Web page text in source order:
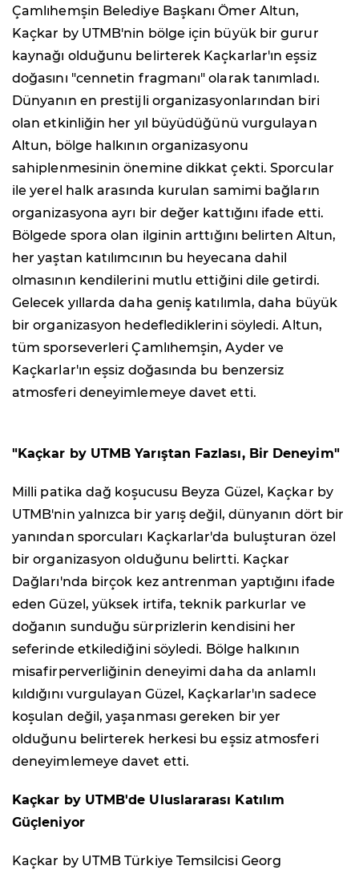
Çamlıhemşin Belediye Başkanı Ömer Altun,
Kaçkar by UTMB'nin bölge için büyük bir gurur
kaynağı olduğunu belirterek Kaçkarlar'ın eşsiz
doğasını "cennetin fragmanı" olarak tanımladı.
Dünyanın en prestijli organizasyonlarından biri
olan etkinliğin her yıl büyüdüğünü vurgulayan
Altun, bölge halkının organizasyonu
sahiplenmesinin önemine dikkat çekti. Sporcular
ile yerel halk arasında kurulan samimi bağların
organizasyona ayrı bir değer kattığını ifade etti.
Bölgede spora olan ilginin arttığını belirten Altun,
her yaştan katılımcının bu heyecana dahil
olmasının kendilerini mutlu ettiğini dile getirdi.
Gelecek yıllarda daha geniş katılımla, daha büyük
bir organizasyon hedeflediklerini söyledi. Altun,
tüm sporseverleri Çamlıhemşin, Ayder ve
Kaçkarlar'ın eşsiz doğasında bu benzersiz
atmosferi deneyimlemeye davet etti.
"Kaçkar by UTMB Yarıştan Fazlası, Bir Deneyim"
Milli patika dağ koşucusu Beyza Güzel, Kaçkar by
UTMB'nin yalnızca bir yarış değil, dünyanın dört bir
yanından sporcuları Kaçkarlar'da buluşturan özel
bir organizasyon olduğunu belirtti. Kaçkar
Dağları'nda birçok kez antrenman yaptığını ifade
eden Güzel, yüksek irtifa, teknik parkurlar ve
doğanın sunduğu sürprizlerin kendisini her
seferinde etkilediğini söyledi. Bölge halkının
misafirperverliğinin deneyimi daha da anlamlı
kıldığını vurgulayan Güzel, Kaçkarlar'ın sadece
koşulan değil, yaşanması gereken bir yer
olduğunu belirterek herkesi bu eşsiz atmosferi
deneyimlemeye davet etti.
Kaçkar by UTMB'de Uluslararası Katılım
Güçleniyor
Kaçkar by UTMB Türkiye Temsilcisi Georg